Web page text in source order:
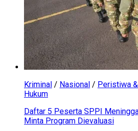
Kriminal / Nasional / Peristiwa
Hukum
Daftar 5 Peserta SPPI
Minta Program Dievaluasi